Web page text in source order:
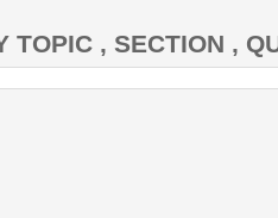
TOPIC , SECTION ,